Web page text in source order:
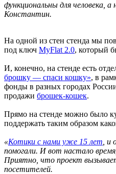
функциональны для человека,
Константин.
На одной из стен стенда мы
под ключ MyFlat 2.0, который
И, конечно, на стенде есть
брошку — спаси кошку», в
фонды в разных городах
продажи брошек-кошек.
Прямо на стенде можно было
поддержать таким образом
«Котики с нами уже 15 лет ,
помогали. И вот настало
Приятно, что проект
посетителей.